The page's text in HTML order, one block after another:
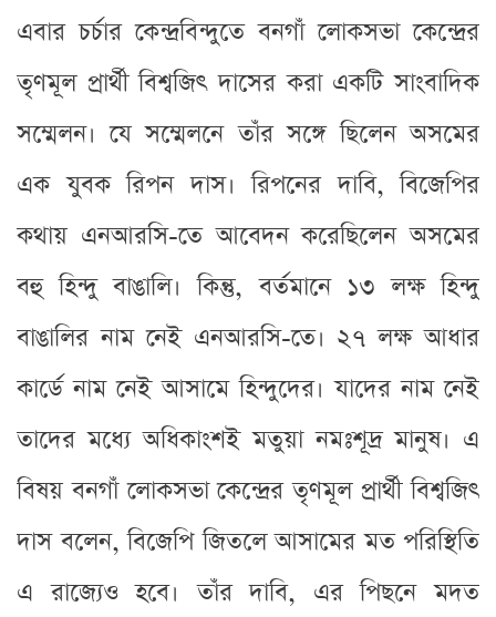
এবার চর্চার কেন্দ্রবিন্দুতে বনগাঁ লোকসভা কেন্দ্রের
তৃণমূল প্রার্থী বিশ্বজিৎ দাসের করা একটি সাংবাদিক
সম্মেলন। যে সম্মেলনে তাঁর সঙ্গে ছিলেন অসমের
এক যুবক রিপন দাস। রিপনের দাবি, বিজেপির
কথায় এনআরসি-তে আবেদন করেছিলেন অসমের
বহু হিন্দু বাঙালি। কিন্তু, বর্তমানে ১৩ লক্ষ হিন্দু
বাঙালির নাম নেই এনআরসি-তে। ২৭ লক্ষ আধার
কার্ডে নাম নেই আসামে হিন্দুদের। যাদের নাম নেই
তাদের মধ্যে অধিকাংশই মতুয়া নমঃশূদ্র মানুষ। এ
বিষয় বনগাঁ লোকসভা কেন্দ্রের তৃণমূল প্রার্থী বিশ্বজিৎ
দাস বলেন, বিজেপি জিতলে আসামের মত পরিস্থিতি
এ রাজ্যেও হবে। তাঁর দাবি, এর পিছনে মদত